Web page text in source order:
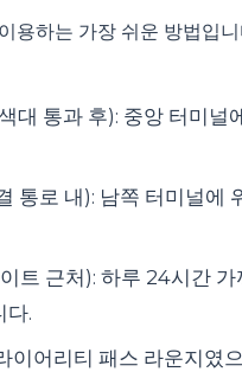
용하는 가장 쉬운 방법입
대 통과 후): 중앙 터미널
통로 내): 남쪽 터미널에
트 근처): 하루 24시간
다.
이어리티 패스 라운지였